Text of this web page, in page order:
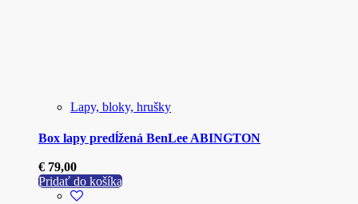
Lapy, bloky, hrušky
Box lapy predĺžená BenLee ABINGTON
€ 79,00
Pridať do košíka